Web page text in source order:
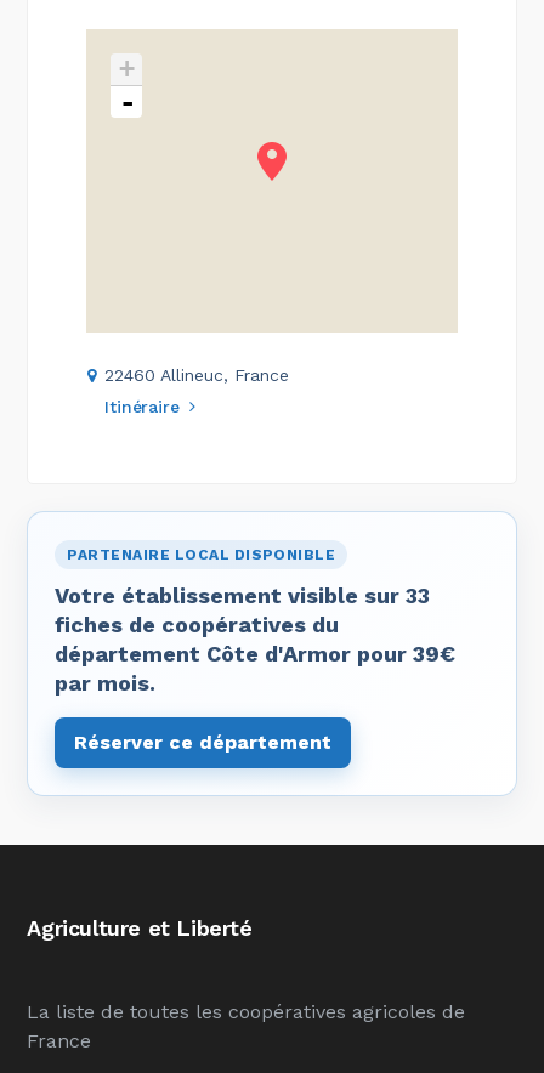
+
-
22460 Allineuc, France
Itinéraire
PARTENAIRE LOCAL DISPONIBLE
Votre établissement visible sur 33
fiches de coopératives du
département Côte d'Armor pour 39€
par mois.
Réserver ce département
Agriculture et Liberté
La liste de toutes les coopératives agricoles de
France